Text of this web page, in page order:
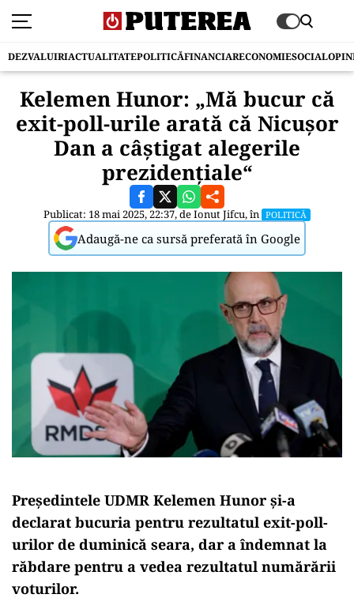
DEZVALUIRIACTUALITATEPOLITICĂFINANCIARECONOMIESOCIAL
Kelemen Hunor: „Mă bucur că
exit-poll-urile arată că Nicușor
Dan a câștigat alegerile
prezidențiale“
Publicat: 18 mai 2025, 22:37, deIonut Jifcu, în POLITICĂ
Adaugă-ne ca sursă preferată în Google
Preşedintele UDMR Kelemen Hunor şi-a
declarat bucuria pentru rezultatul exit-poll-
urilor de duminică seara, dar a îndemnat la
răbdare pentru a vedea rezultatul numărării
voturilor.